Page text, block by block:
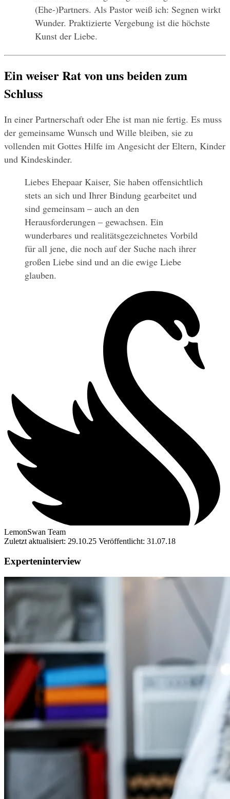
(Ehe-)Partners. Als Pastor weiß ich: Segnen wirkt
Wunder. Praktizierte Vergebung ist die höchste
Kunst der Liebe.
Ein weiser Rat von uns beiden zum
Schluss
In einer Partnerschaft oder Ehe ist man nie fertig. Es muss
der gemeinsame Wunsch und Wille bleiben, sie zu
vollenden mit Gottes Hilfe im Angesicht der Eltern, Kinder
und Kindeskinder.
Liebes Ehepaar Kaiser, Sie haben offensichtlich
stets an sich und Ihrer Bindung gearbeitet und
sind gemeinsam – auch an den
Herausforderungen – gewachsen. Ein
wunderbares und realitätsgezeichnetes Vorbild
für all jene, die noch auf der Suche nach ihrer
großen Liebe sind und an die ewige Liebe
glauben.
LemonSwan Team
Zuletzt aktualisiert: 29.10.25 Veröffentlicht: 31.07.18
Experteninterview